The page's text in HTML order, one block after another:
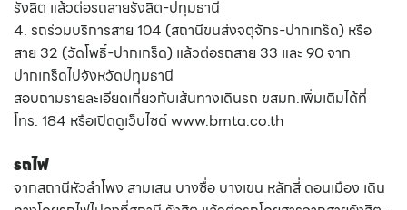
รังสิต แล้วต่อรถสายรังสิต-ปทุมธานี
4. รถร่วมบริการสาย 104 (สถานีขนส่งจตุจักร-ปากเกร็ด) หรือ
สาย 32 (วัดโพธิ์-ปากเกร็ด) แล้วต่อรถสาย 33 และ 90 จาก
ปากเกร็ดไปจังหวัดปทุมธานี
สอบถามรายละเอียดเกี่ยวกับเส้นทางเดินรถ ขสมก.เพิ่มเติมได้ที่
โทร. 184 หรือเปิดดูเว็บไซต์ www.bmta.co.th
รถไฟ
จากสถานีหัวลำโพง สามเสน บางซื่อ บางเขน หลักสี่ ดอนเมือง เดิน